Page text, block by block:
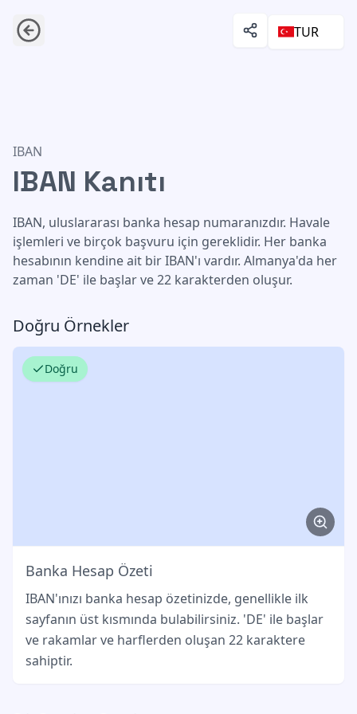
TUR
IBAN Kanıtı
IBAN
IBAN Kanıtı
IBAN, uluslararası banka hesap numaranızdır. Havale
işlemleri ve birçok başvuru için gereklidir. Her banka
hesabının kendine ait bir IBAN'ı vardır. Almanya'da her
zaman 'DE' ile başlar ve 22 karakterden oluşur.
Doğru Örnekler
Doğru
Banka Hesap Özeti
IBAN'ınızı banka hesap özetinizde, genellikle ilk
sayfanın üst kısmında bulabilirsiniz. 'DE' ile başlar
ve rakamlar ve harflerden oluşan 22 karaktere
sahiptir.